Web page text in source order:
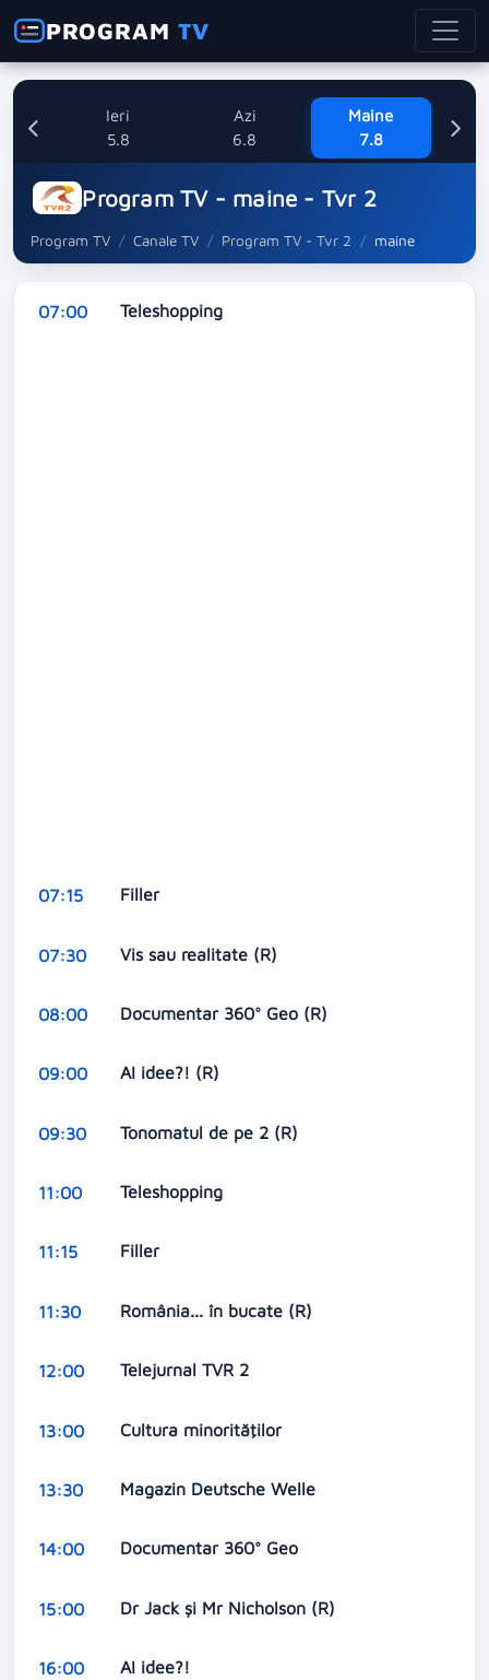
PROGRAMTV
Ieri
5.8
Azi
6.8
Maine
7.8
Program TV - maine - Tvr 2
Program TV Canale TV Program TV - Tvr 2 maine
07:00 Teleshopping
07:15 Filler
07:30 Vis sau realitate (R)
08:00 Documentar 360° Geo (R)
09:00 AI idee?! (R)
09:30 Tonomatul de pe 2 (R)
11:00 Teleshopping
11:15 Filler
11:30 România... în bucate (R)
12:00 Telejurnal TVR 2
13:00 Cultura minorităţilor
13:30 Magazin Deutsche Welle
14:00 Documentar 360° Geo
15:00 Dr Jack şi Mr Nicholson (R)
16:00 AI idee?!